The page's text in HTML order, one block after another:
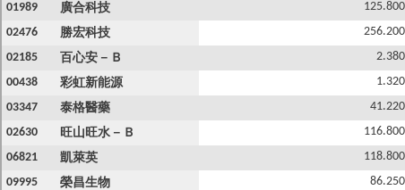
01989 廣合科技 125.800
02476 勝宏科技 256.200
02185 百心安－Ｂ 2.380
00438 彩虹新能源 1.320
03347 泰格醫藥 41.220
02630 旺山旺水－Ｂ 116.800
06821 凱萊英 118.800
09995 榮昌生物 86.250